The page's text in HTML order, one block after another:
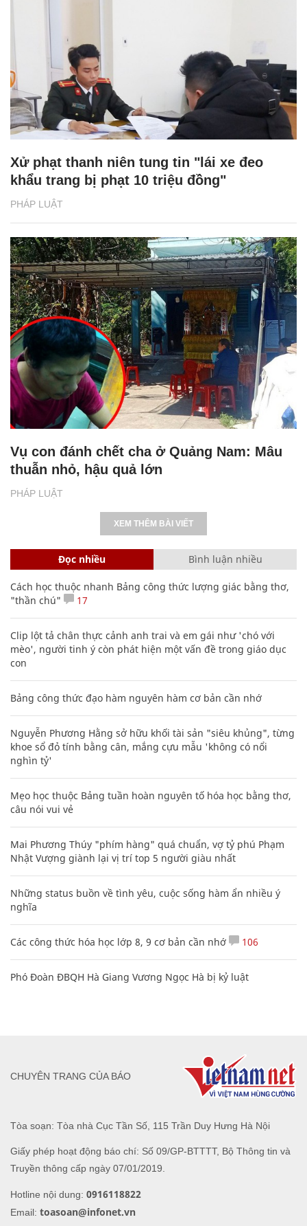
PHÁP LUẬT
Xử phạt thanh niên tung tin "lái xe đeo
khẩu trang bị phạt 10 triệu đồng"
PHÁP LUẬT
Vụ con đánh chết cha ở Quảng Nam: Mâu
thuẫn nhỏ, hậu quả lớn
XEM THÊM BÀI VIẾT
Đọc nhiều Bình luận nhiều
Cách học thuộc nhanh Bảng công thức lượng giác bằng thơ,
"thần chú"
17
Clip lột tả chân thực cảnh anh trai và em gái như 'chó với
mèo', người tinh ý còn phát hiện một vấn đề trong giáo dục
con
Bảng công thức đạo hàm nguyên hàm cơ bản cần nhớ
Nguyễn Phương Hằng sở hữu khối tài sản "siêu khủng", từng
khoe sổ đỏ tính bằng cân, mắng cựu mẫu 'không có nổi
nghìn tỷ'
Mẹo học thuộc Bảng tuần hoàn nguyên tố hóa học bằng thơ,
câu nói vui vẻ
Mai Phương Thúy "phím hàng" quá chuẩn, vợ tỷ phú Phạm
Nhật Vượng giành lại vị trí top 5 người giàu nhất
Những status buồn về tình yêu, cuộc sống hàm ẩn nhiều ý
nghĩa
Các công thức hóa học lớp 8, 9 cơ bản cần nhớ 106
Phó Đoàn ĐBQH Hà Giang Vương Ngọc Hà bị kỷ luật
Tòa soạn: Tòa nhà Cục Tần Số, 115 Trần Duy Hưng Hà Nội
Giấy phép hoạt động báo chí: Số 09/GP-BTTTT, Bộ Thông tin và
Truyền thông cấp ngày 07/01/2019.
Hotline nội dung: 0916118822
Email: toasoan@infonet.vn
CHUYÊN TRANG CỦA BÁO